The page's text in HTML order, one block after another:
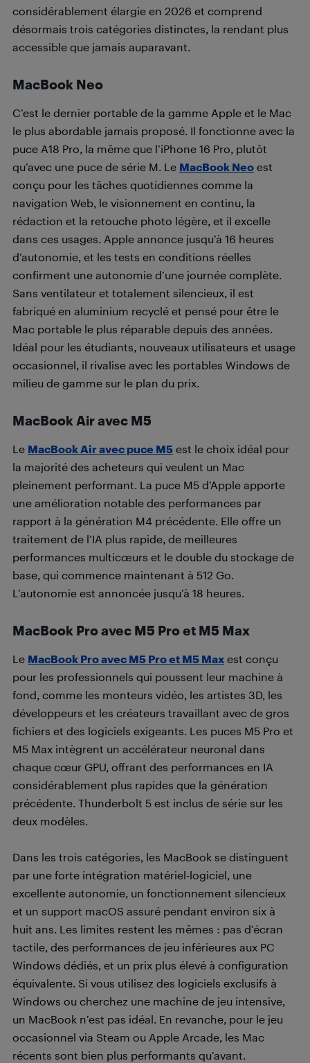
considérablement élargie en 2026 et comprend
désormais trois catégories distinctes, la rendant plus
accessible que jamais auparavant.
MacBook Neo
C’est le dernier portable de la gamme Apple et le Mac
le plus abordable jamais proposé. Il fonctionne avec la
puce A18 Pro, la même que l’iPhone 16 Pro, plutôt
qu’avec une puce de série M. Le MacBook Neo est
conçu pour les tâches quotidiennes comme la
navigation Web, le visionnement en continu, la
rédaction et la retouche photo légère, et il excelle
dans ces usages. Apple annonce jusqu’à 16 heures
d’autonomie, et les tests en conditions réelles
confirment une autonomie d’une journée complète.
Sans ventilateur et totalement silencieux, il est
fabriqué en aluminium recyclé et pensé pour être le
Mac portable le plus réparable depuis des années.
Idéal pour les étudiants, nouveaux utilisateurs et usage
occasionnel, il rivalise avec les portables Windows de
milieu de gamme sur le plan du prix.
MacBook Air avec M5
Le MacBook Air avec puce M5 est le choix idéal pour
la majorité des acheteurs qui veulent un Mac
pleinement performant. La puce M5 d’Apple apporte
une amélioration notable des performances par
rapport à la génération M4 précédente. Elle offre un
traitement de l’IA plus rapide, de meilleures
performances multicœurs et le double du stockage de
base, qui commence maintenant à 512 Go.
L’autonomie est annoncée jusqu’à 18 heures.
MacBook Pro avec M5 Pro et M5 Max
Le MacBook Pro avec M5 Pro et M5 Max est conçu
pour les professionnels qui poussent leur machine à
fond, comme les monteurs vidéo, les artistes 3D, les
développeurs et les créateurs travaillant avec de gros
fichiers et des logiciels exigeants. Les puces M5 Pro et
M5 Max intègrent un accélérateur neuronal dans
chaque cœur GPU, offrant des performances en IA
considérablement plus rapides que la génération
précédente. Thunderbolt 5 est inclus de série sur les
deux modèles.
Dans les trois catégories, les MacBook se distinguent
par une forte intégration matériel-logiciel, une
excellente autonomie, un fonctionnement silencieux
et un support macOS assuré pendant environ six à
huit ans. Les limites restent les mêmes : pas d’écran
tactile, des performances de jeu inférieures aux PC
Windows dédiés, et un prix plus élevé à configuration
équivalente. Si vous utilisez des logiciels exclusifs à
Windows ou cherchez une machine de jeu intensive,
un MacBook n’est pas idéal. En revanche, pour le jeu
occasionnel via Steam ou Apple Arcade, les Mac
récents sont bien plus performants qu’avant.